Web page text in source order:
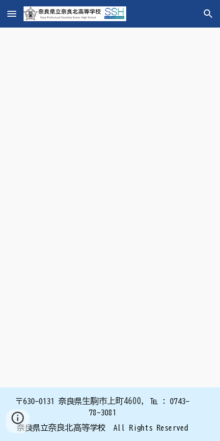
Skip to main content Skip to navigation
〒630-0131 奈良県生駒市上町4600,℡ : 0743-
78-3081
奈良県立奈良北高等学校 All Rights Reserved